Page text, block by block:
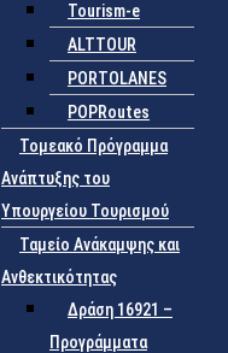
Tourism-e
ALTTOUR
PORTOLANES
POPRoutes
Τομεακό Πρόγραμμα
Ανάπτυξης του
Υπουργείου Τουρισμού
Ταμείο Ανάκαμψης και
Ανθεκτικότητας
Δράση 16921 –
Προγράμματα